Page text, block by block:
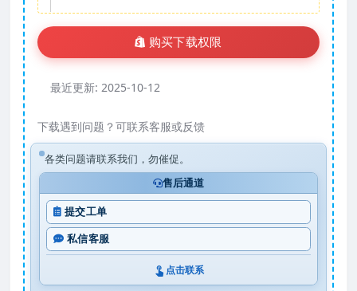
购买下载权限
最近更新: 2025-10-12
下载遇到问题？可联系客服或反馈
各类问题请联系我们，勿催促。
售后通道
提交工单
私信客服
点击联系